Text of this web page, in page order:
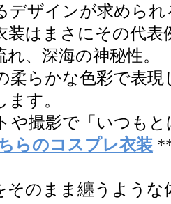
デザインが求めら
装はまさにその代表
、深海の神秘性。
柔らかな色彩で表
す。
や撮影で「いつも
らのコスプレ衣装
そのまま纏うよう